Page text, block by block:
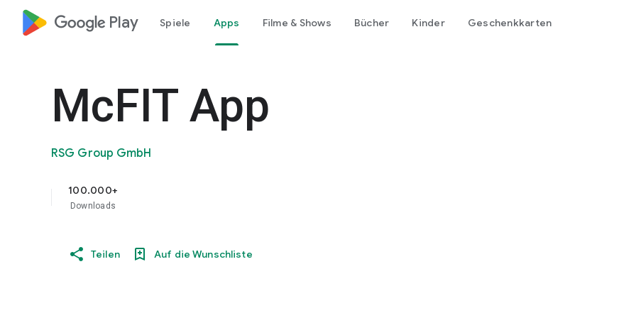
google_logo Play Spiele Apps Filme & Shows Bücher Kinder Geschenkkarten
McFIT App
RSG Group GmbH
100.000+
Downloads
Teilen Auf die Wunschliste